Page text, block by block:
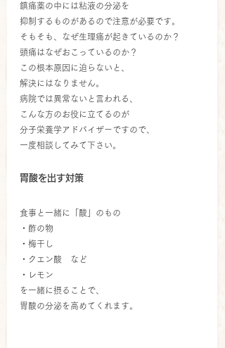
鎮痛薬の中には粘液の分泌を
抑制するものがあるので注意が必要です。
そもそも、なぜ生理痛が起きているのか？
頭痛はなぜおこっているのか？
この根本原因に迫らないと、
解決にはなりません。
病院では異常ないと言われる、
こんな方のお役に立てるのが
分子栄養学アドバイザーですので、
一度相談してみて下さい。
胃酸を出す対策
食事と一緒に「酸」のもの
・酢の物
・梅干し
・クエン酸　など
・レモン
を一緒に摂ることで、
胃酸の分泌を高めてくれます。